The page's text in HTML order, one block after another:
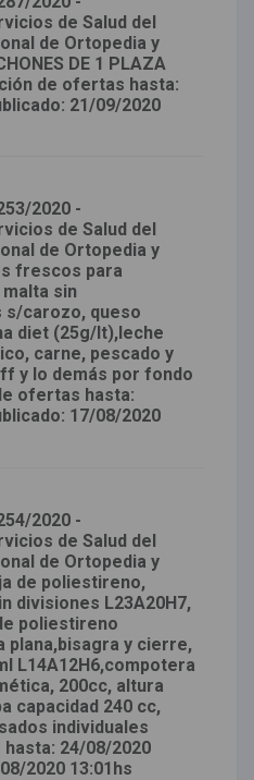
de Salud del
de Ortopedia y
DE 1 PLAZA
de ofertas hasta:
21/09/2020
2020 -
de Salud del
de Ortopedia y
frescos para
sin
s/carozo, queso
diet (25g/lt),leche
carne, pescado y
y lo demás por fondo
ofertas hasta:
17/08/2020
2020 -
de Salud del
de Ortopedia y
de poliestireno,
divisiones L23A20H7,
poliestireno
plana,bisagra y cierre,
L14A12H6,compotera
200cc, altura
capacidad 240 cc,
individuales
24/08/2020
2020 13:01hs